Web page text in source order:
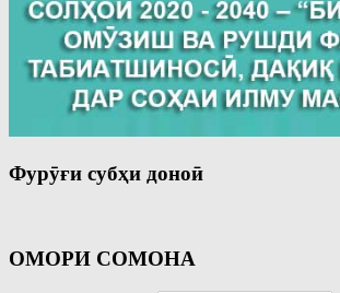
Фурӯғи субҳи доноӣ
ОМОРИ СОМОНА